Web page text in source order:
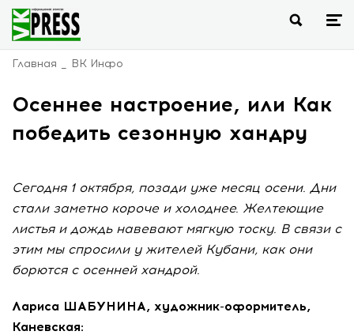
Главная ВК Инфо
Осеннее настроение, или Как
победить сезонную хандру
Сегодня 1 октября, позади уже месяц осени. Дни
стали заметно короче и холоднее. Желтеющие
листья и дождь навевают мягкую тоску. В связи с
этим мы спросили у жителей Кубани, как они
борются с осенней хандрой.
Лариса ШАБУНИНА, художник-оформитель,
Каневская: